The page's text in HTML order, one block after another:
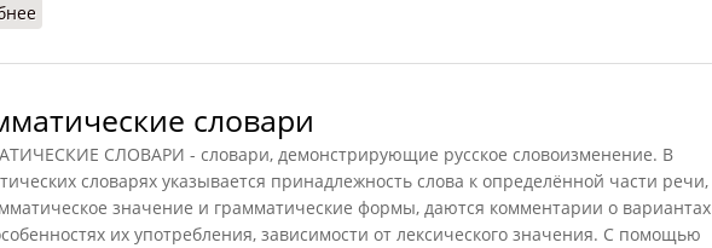
словари
СЛОВАРИ - словари, демонстрирующие русское словоизменение. В
словарях указывается принадлежность слова к определённой части речи,
значение и грамматические формы, даются комментарии о вариантах
их употребления, зависимости от лексического значения. С помощью